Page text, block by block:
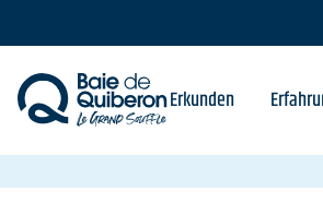
content
Erkunden